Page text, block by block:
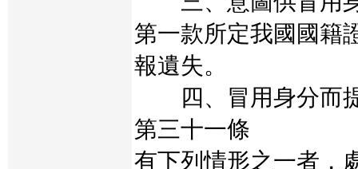
第一款所定我國國籍
報遺失。
四、冒用身分而
第三十一條
有下列情形之一者，